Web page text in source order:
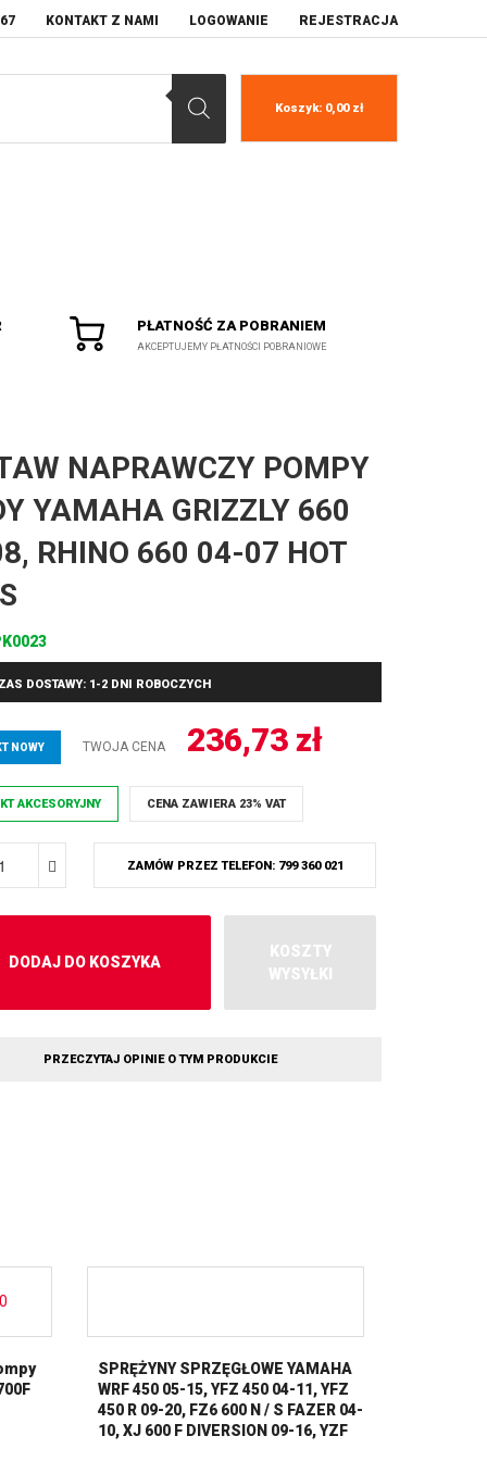
KONTAKT Z NAMI LOGOWANIE REJESTRACJA
Koszyk: 0,00 zł
PŁATNOŚĆ ZA POBRANIEM
AKCEPTUJEMY PŁATNOŚCI POBRANIOWE
NAPRAWCZY POMPY
YAMAHA GRIZZLY 660
RHINO 660 04-07 HOT
DOSTAWY: 1-2 DNI ROBOCZYCH
NOWY TWOJA CENA 236,73 zł
AKCESORYJNY CENA ZAWIERA 23% VAT
ZAMÓW PRZEZ TELEFON: 799 360 021
DODAJ DO KOSZYKA
KOSZTY
WYSYŁKI
PRZECZYTAJ OPINIE O TYM PRODUKCIE
SPRĘŻYNY SPRZĘGŁOWE YAMAHA
WRF 450 05-15, YFZ 450 04-11, YFZ
450 R 09-20, FZ6 600 N / S FAZER 04-
10, XJ 600 F DIVERSION 09-16, YZF